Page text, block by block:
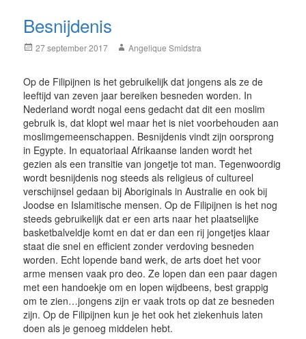
Besnijdenis
Posted
27 september 2017 Author
Angelique Smidstra
Op de Filipijnen is het gebruikelijk dat jongens als ze de
leeftijd van zeven jaar bereiken besneden worden. In
Nederland wordt nogal eens gedacht dat dit een moslim
gebruik is, dat klopt wel maar het is niet voorbehouden aan
moslimgemeenschappen. Besnijdenis vindt zijn oorsprong
in Egypte. In equatoriaal Afrikaanse landen wordt het
gezien als een transitie van jongetje tot man. Tegenwoordig
wordt besnijdenis nog steeds als religieus of cultureel
verschijnsel gedaan bij Aboriginals in Australie en ook bij
Joodse en Islamitische mensen. Op de Filipijnen is het nog
steeds gebruikelijk dat er een arts naar het plaatselijke
basketbalveldje komt en dat er dan een rij jongetjes klaar
staat die snel en efficient zonder verdoving besneden
worden. Echt lopende band werk, de arts doet het voor
arme mensen vaak pro deo. Ze lopen dan een paar dagen
met een handoekje om en lopen wijdbeens, best grappig
om te zien…jongens zijn er vaak trots op dat ze besneden
zijn. Op de Filipijnen kun je het ook het ziekenhuis laten
doen als je genoeg middelen hebt.